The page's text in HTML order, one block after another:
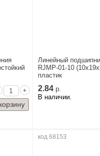
+
Линейный
RJMP-01-10
пластик
2.84р.
В наличии.
код 68153